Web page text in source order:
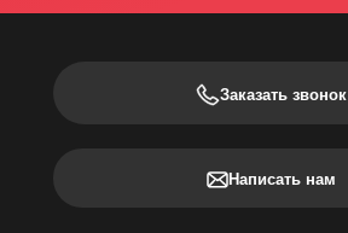
Заказать звонок
Написать нам